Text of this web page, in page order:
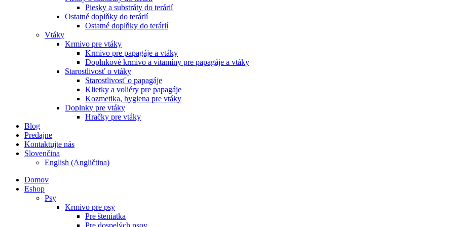
Piesky a substráty do terárií
Ostatné doplňky do terárií
Ostatné doplňky do terárií
Vtáky
Krmivo pre vtáky
Krmivo pre papagáje a vtáky
Doplnkové krmivo a vitamíny pre papagáje a vtáky
Starostlivosť o vtáky
Starostlivosť o papagáje
Klietky a voliéry pre papagáje
Kozmetika, hygiena pre vtáky
Doplnky pre vtáky
Hračky pre vtáky
Blog
Predajne
Kontaktujte nás
Slovenčina
English (Angličtina)
Domov
Eshop
Psy
Krmivo pre psy
Pre šteniatka
Pre dospelých psov